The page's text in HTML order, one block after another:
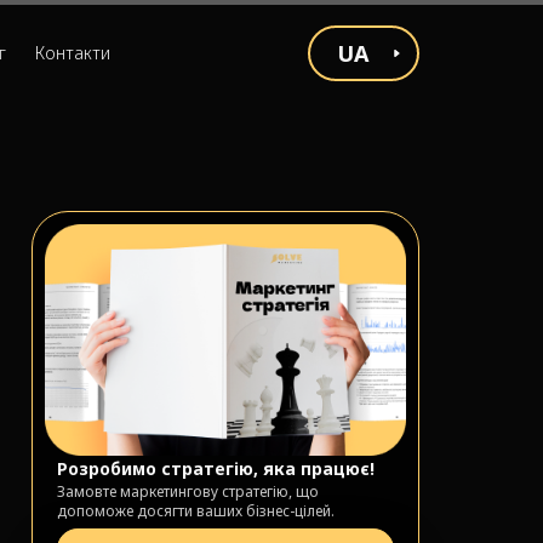
Контакти UA
Розробимо стратегію, яка працює!
Замовте маркетингову стратегію, що
допоможе досягти ваших бізнес-цілей.